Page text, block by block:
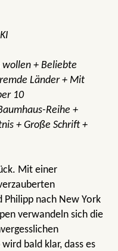
wollen + Beliebte
Länder + Mit
10
Reihe +
+ Große Schrift +
Mit einer
Philipp nach New York
verwandeln sich die
bald klar, dass es